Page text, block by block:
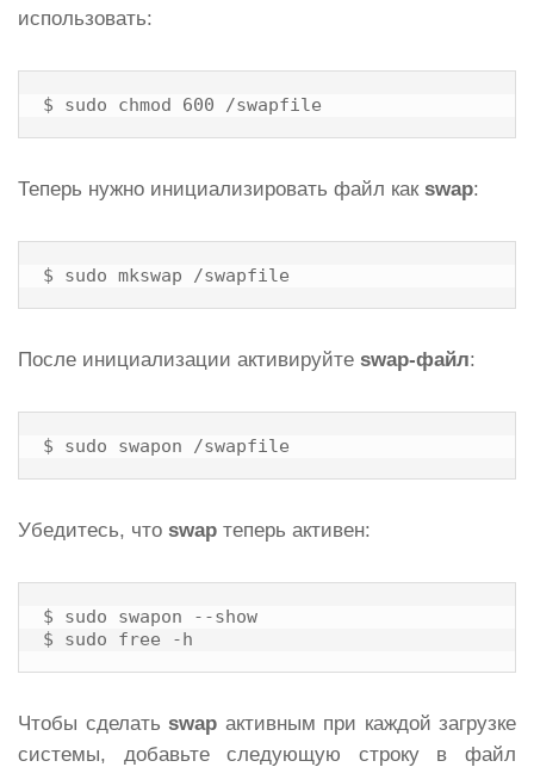
использовать:
$ sudo chmod 600 /swapfile
Теперь нужно инициализировать файл как swap:
$ sudo mkswap /swapfile
После инициализации активируйте swap-файл:
$ sudo swapon /swapfile
Убедитесь, что swap теперь активен:
$ sudo swapon --show
$ sudo free -h
Чтобы сделать swap активным при каждой загрузке
системы, добавьте следующую строку в файл